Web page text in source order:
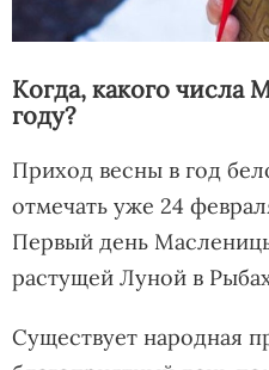
Когда, какого числа
году?
Приход весны в год
отмечать уже 24
Первый день
растущей Луной в
Существует народная